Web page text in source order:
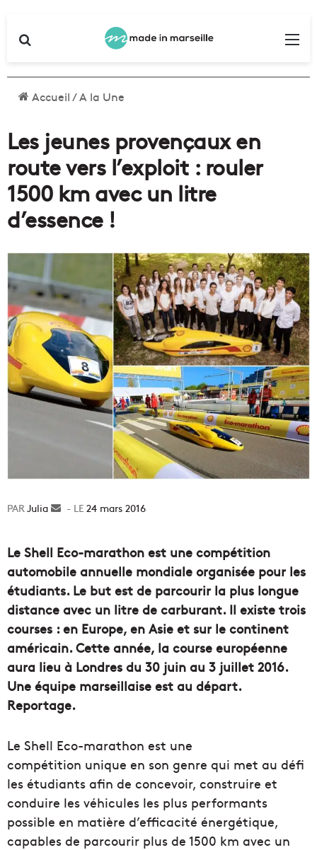
Accueil/A la Une
Les jeunes provençaux en
route vers l’exploit : rouler
1500 km avec un litre
d’essence !
Julia
Envoyer24 mars 2016
Le Shell Eco-marathon est une compétition
automobile annuelle mondiale organisée pour les
étudiants. Le but est de parcourir la plus longue
distance avec un litre de carburant. Il existe trois
courses : en Europe, en Asie et sur le continent
américain. Cette année, la course européenne
aura lieu à Londres du 30 juin au 3 juillet 2016.
Une équipe marseillaise est au départ.
Reportage.
Le Shell Eco-marathon est une
compétition unique en son genre qui met au défi
les étudiants afin de concevoir, construire et
conduire les véhicules les plus performants
possible en matière d’efficacité énergétique,
capables de parcourir plus de 1500 km avec un